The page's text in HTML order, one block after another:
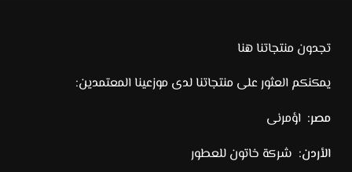
تجدون منتجاتنا هنا
يمكنكم العثور على منتجاتنا لدى موزعينا المعتمدين:
مصر: اؤمرنى
الأردن: شركة خاتون للعطور